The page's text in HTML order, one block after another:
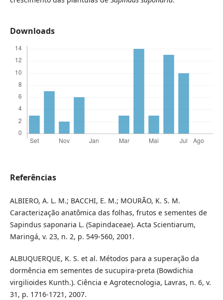
Downloads
Referências
ALBIERO, A. L. M.; BACCHI, E. M.; MOURÃO, K. S. M.
Caracterização anatômica das folhas, frutos e sementes de
Sapindus saponaria L. (Sapindaceae). Acta Scientiarum,
Maringá, v. 23, n. 2, p. 549-560, 2001.
ALBUQUERQUE, K. S. et al. Métodos para a superação da
dormência em sementes de sucupira-preta (Bowdichia
virgilioides Kunth.). Ciência e Agrotecnologia, Lavras, n. 6, v.
31, p. 1716-1721, 2007.